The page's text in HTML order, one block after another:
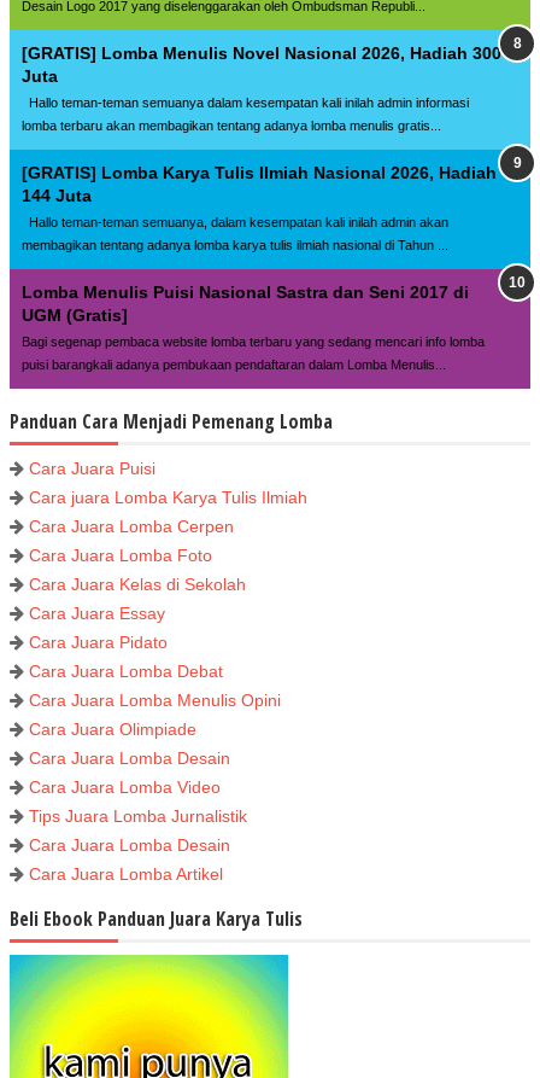
Desain Logo 2017 yang diselenggarakan oleh Ombudsman Republi...
[GRATIS] Lomba Menulis Novel Nasional 2026, Hadiah 300
Juta
Hallo teman-teman semuanya dalam kesempatan kali inilah admin informasi
lomba terbaru akan membagikan tentang adanya lomba menulis gratis...
[GRATIS] Lomba Karya Tulis Ilmiah Nasional 2026, Hadiah
144 Juta
Hallo teman-teman semuanya, dalam kesempatan kali inilah admin akan
membagikan tentang adanya lomba karya tulis ilmiah nasional di Tahun ...
Lomba Menulis Puisi Nasional Sastra dan Seni 2017 di
UGM (Gratis]
Bagi segenap pembaca website lomba terbaru yang sedang mencari info lomba
puisi barangkali adanya pembukaan pendaftaran dalam Lomba Menulis...
Panduan Cara Menjadi Pemenang Lomba
Cara Juara Puisi
Cara juara Lomba Karya Tulis Ilmiah
Cara Juara Lomba Cerpen
Cara Juara Lomba Foto
Cara Juara Kelas di Sekolah
Cara Juara Essay
Cara Juara Pidato
Cara Juara Lomba Debat
Cara Juara Lomba Menulis Opini
Cara Juara Olimpiade
Cara Juara Lomba Desain
Cara Juara Lomba Video
Tips Juara Lomba Jurnalistik
Cara Juara Lomba Desain
Cara Juara Lomba Artikel
Beli Ebook Panduan Juara Karya Tulis